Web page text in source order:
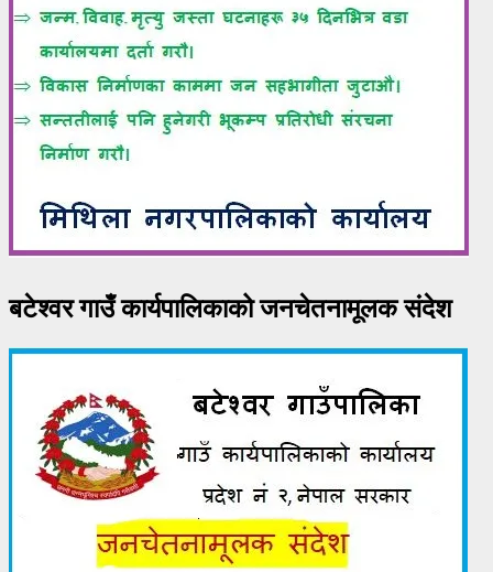
बटेश्वर गाउँ कार्यपालिकाको जनचेतनामूलक संदेश